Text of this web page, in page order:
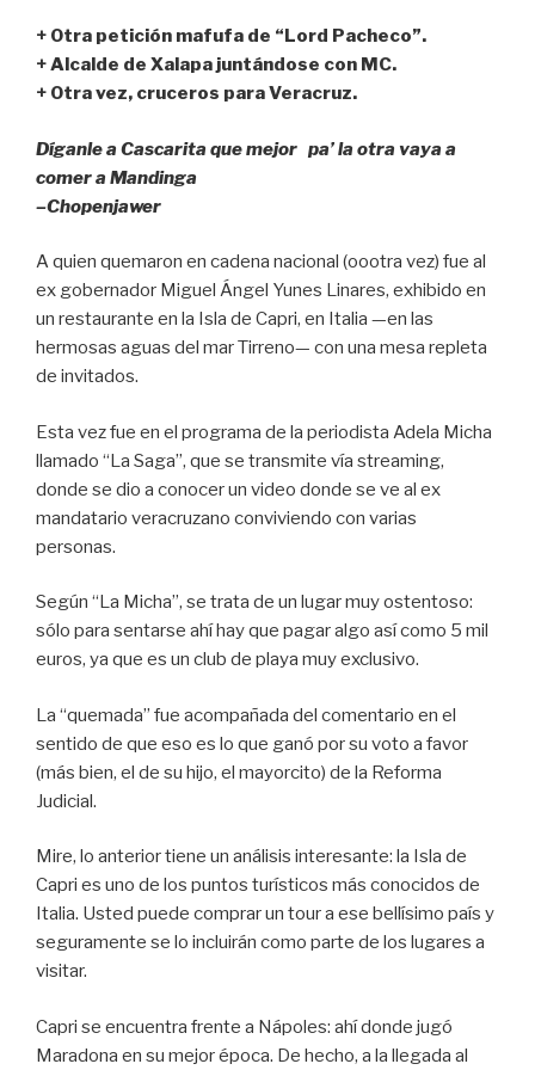
e
b
o
o
k
er
s
A
p
p
p
ar
tir
+ Otra petición mafufa de “Lord Pacheco”.
+ Alcalde de Xalapa juntándose con MC.
+ Otra vez, cruceros para Veracruz.
Díganle a Cascarita que mejor pa’ la otra vaya a
comer a Mandinga
–Chopenjawer
A quien quemaron en cadena nacional (oootra vez) fue al
ex gobernador Miguel Ángel Yunes Linares, exhibido en
un restaurante en la Isla de Capri, en Italia —en las
hermosas aguas del mar Tirreno— con una mesa repleta
de invitados.
Esta vez fue en el programa de la periodista Adela Micha
llamado “La Saga”, que se transmite vía streaming,
donde se dio a conocer un video donde se ve al ex
mandatario veracruzano conviviendo con varias
personas.
Según “La Micha”, se trata de un lugar muy ostentoso:
sólo para sentarse ahí hay que pagar algo así como 5 mil
euros, ya que es un club de playa muy exclusivo.
La “quemada” fue acompañada del comentario en el
sentido de que eso es lo que ganó por su voto a favor
(más bien, el de su hijo, el mayorcito) de la Reforma
Judicial.
Mire, lo anterior tiene un análisis interesante: la Isla de
Capri es uno de los puntos turísticos más conocidos de
Italia. Usted puede comprar un tour a ese bellísimo país y
seguramente se lo incluirán como parte de los lugares a
visitar.
Capri se encuentra frente a Nápoles: ahí donde jugó
Maradona en su mejor época. De hecho, a la llegada al